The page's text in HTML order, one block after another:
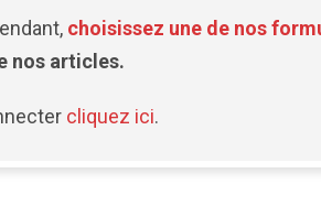
choisissez une de nos
nos articles.
cliquez ici.